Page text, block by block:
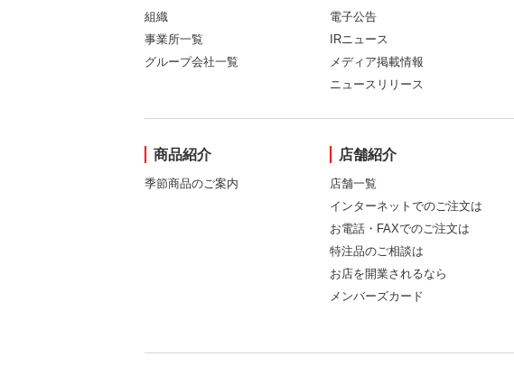
組織
事業所一覧
グループ会社一覧
電子公告
IRニュース
メディア掲載情報
ニュースリリース
商品紹介
季節商品のご案内
店舗紹介
店舗一覧
インターネットでのご注文は
お電話・FAXでのご注文は
特注品のご相談は
お店を開業されるなら
メンバーズカード